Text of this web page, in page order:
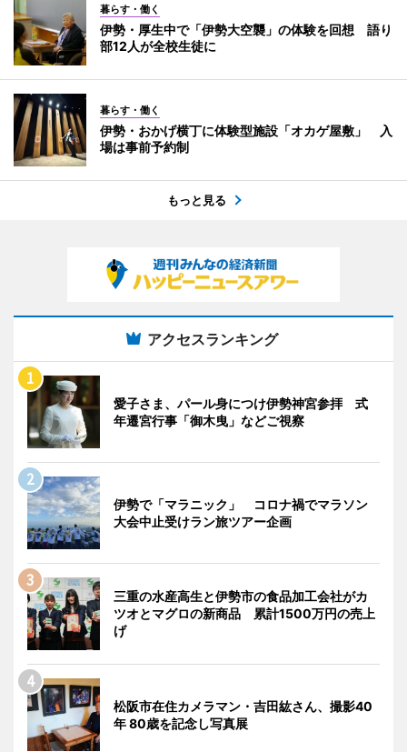
暮らす・働く
伊勢・厚生中で「伊勢大空襲」の体験を回想 語り
部12人が全校生徒に
暮らす・働く
伊勢・おかげ横丁に体験型施設「オカゲ屋敷」 入
場は事前予約制
もっと見る
アクセスランキング
愛子さま、パール身につけ伊勢神宮参拝 式
年遷宮行事「御木曳」などご視察
伊勢で「マラニック」 コロナ禍でマラソン
大会中止受けラン旅ツアー企画
三重の水産高生と伊勢市の食品加工会社がカ
ツオとマグロの新商品 累計1500万円の売上
げ
松阪市在住カメラマン・吉田紘さん、撮影40
年 80歳を記念し写真展